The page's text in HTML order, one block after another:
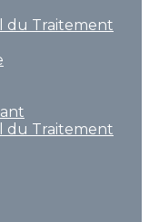
du Traitement
du Traitement